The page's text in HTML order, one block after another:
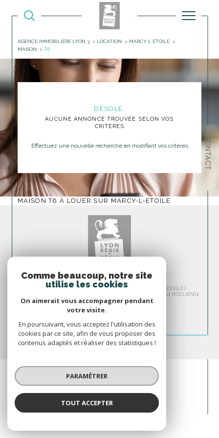
CONTACT
AGENCE IMMOBILIÈRE LYON 3 LOCATION
MARCY L ETOILE
MAISON
T6
DÉSOLÉ,
AUCUNE ANNONCE TROUVÉE SELON VOS
CRITÈRES
Effectuez une nouvelle recherche en modifiant vos critères
MAISON T6 À LOUER SUR MARCY-L-ETOILE
© 2026 | TOUS DROITS RÉSERVÉS | TRADUCTION POWERED BY GOOGLE |
ADMIN
NOS LIENS
POLITIQUE RGPD
COOKIES
Comme beaucoup, notre site
utilise les cookies
On aimerait vous accompagner pendant
votre visite.
En poursuivant, vous acceptez l'utilisation des
cookies par ce site, afin de vous proposer des
contenus adaptés et réaliser des statistiques !
PARAMÉTRER
TOUT ACCEPTER